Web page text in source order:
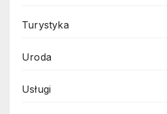
Turystyka
Uroda
Usługi